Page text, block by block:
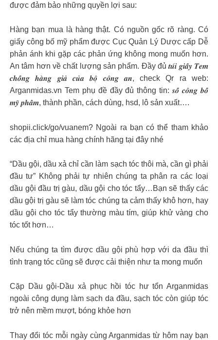
được đảm bảo những quyền lợi sau:
Hàng bạn mua là hàng thật. Có nguồn gốc rõ ràng. Có
giấy công bố mỹ phẩm được Cục Quản Lý Dược cấp Dễ
phản ánh khi gặp các phản ứng không mong muốn hơn.
An tâm hơn về chất lượng sản phẩm. Đầy đủ 𝒕𝒖́𝒊 𝒈𝒊𝒂̂́𝒚 𝑻𝒆𝒎
𝒄𝒉𝒐̂́𝒏𝒈 𝒉𝒂̀𝒏𝒈 𝒈𝒊𝒂̉ 𝒄𝒖̉𝒂 𝒃𝒐̣̂ 𝒄𝒐̂𝒏𝒈 𝒂𝒏, check Qr ra web:
Arganmidas.vn Tem phụ đề đầy đủ thông tin: 𝒔𝒐̂́ 𝒄𝒐̂𝒏𝒈 𝒃𝒐̂́
𝒎𝒚̃ 𝒑𝒉𝒂̂̉𝒎, thành phần, cách dùng, hsd, lô sản xuất….
shopii.click/go/vuanem? Ngoài ra bạn có thể tham khảo
các địa chỉ mua hàng chính hãng tại đây nhé
“Dầu gội, dầu xả chỉ cần làm sạch tóc thôi mà, cần gì phải
đầu tư” Không phải tự nhiên chúng ta phân ra các loại
dầu gội đầu trị gàu, dầu gội cho tóc tẩy…Bạn sẽ thấy các
dầu gội trị gàu sẽ làm tóc chúng ta cảm thấy khô hơn, hay
dầu gội cho tóc tẩy thường màu tím, giúp khử vàng cho
tóc tốt hơn…
Nếu chúng ta tìm được dầu gội phù hợp với da đầu thì
tình trạng tóc cũng sẽ được cải thiện như ta mong muốn
Cặp Dầu gội-Dầu xả phục hồi tóc hư tổn Arganmidas
ngoài công dụng làm sạch da đầu, sạch tóc còn giúp tóc
trở nên mềm mượt, bóng khỏe hơn
Thay đổi tóc mỗi ngày cùng Arganmidas từ hôm nay bạn